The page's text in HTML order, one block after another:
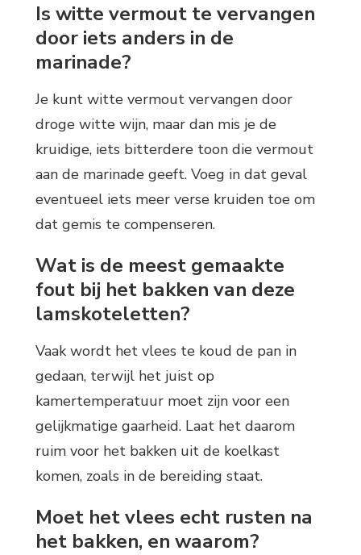
Is witte vermout te vervangen
door iets anders in de
marinade?
Je kunt witte vermout vervangen door
droge witte wijn, maar dan mis je de
kruidige, iets bitterdere toon die vermout
aan de marinade geeft. Voeg in dat geval
eventueel iets meer verse kruiden toe om
dat gemis te compenseren.
Wat is de meest gemaakte
fout bij het bakken van deze
lamskoteletten?
Vaak wordt het vlees te koud de pan in
gedaan, terwijl het juist op
kamertemperatuur moet zijn voor een
gelijkmatige gaarheid. Laat het daarom
ruim voor het bakken uit de koelkast
komen, zoals in de bereiding staat.
Moet het vlees echt rusten na
het bakken, en waarom?